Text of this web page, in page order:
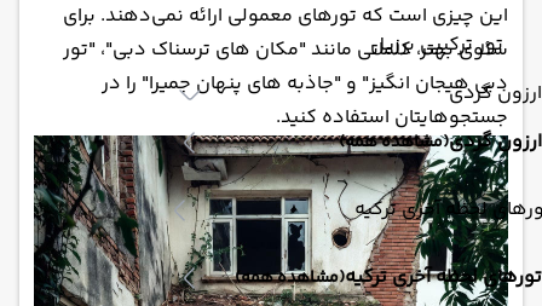
تور ترکیبی برزیل
ارزون گردی
ارزون گردی(مشاهده همه)
لحظه آخری ترکیه
تورهای لحظه آخری ترکیه(مشاهده همه)
این چیزی است که تورهای معمولی ارائه نمی‌دهند. برای
سئوی بهتر، کلماتی مانند "مکان های ترسناک دبی"، "تور
دبی هیجان انگیز" و "جاذبه های پنهان جمیرا" را در
جستجوهایتان استفاده کنید.